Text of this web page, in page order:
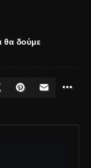
θα δούμε